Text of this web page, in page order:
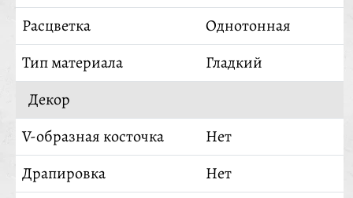
Расцветка
Однотонная
Тип материала
Гладкий
Декор
V-образная косточка
Нет
Драпировка
Нет